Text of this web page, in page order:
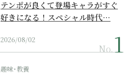
テンポが良くて登場キャラがすぐ
好きになる！スペシャル時代…
2026/08/02
No.
趣味･教養